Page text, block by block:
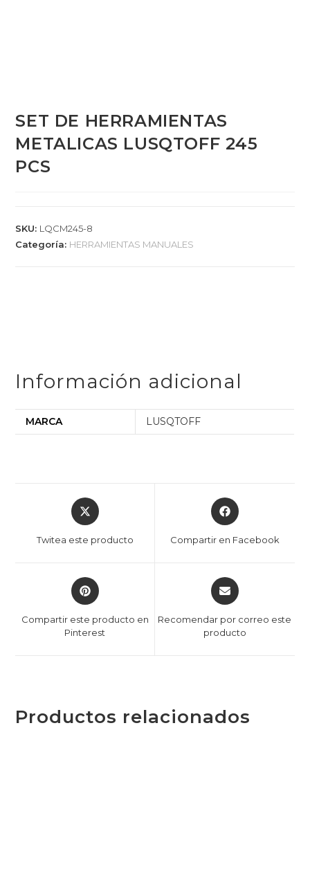
SET DE HERRAMIENTAS
METALICAS LUSQTOFF 245
PCS
SKU: LQCM245-8
Categoría: HERRAMIENTAS MANUALES
Información adicional
MARCA LUSQTOFF
Twitea este producto Compartir en Facebook
Compartir este producto en
Pinterest
Recomendar por correo este
producto
Productos relacionados